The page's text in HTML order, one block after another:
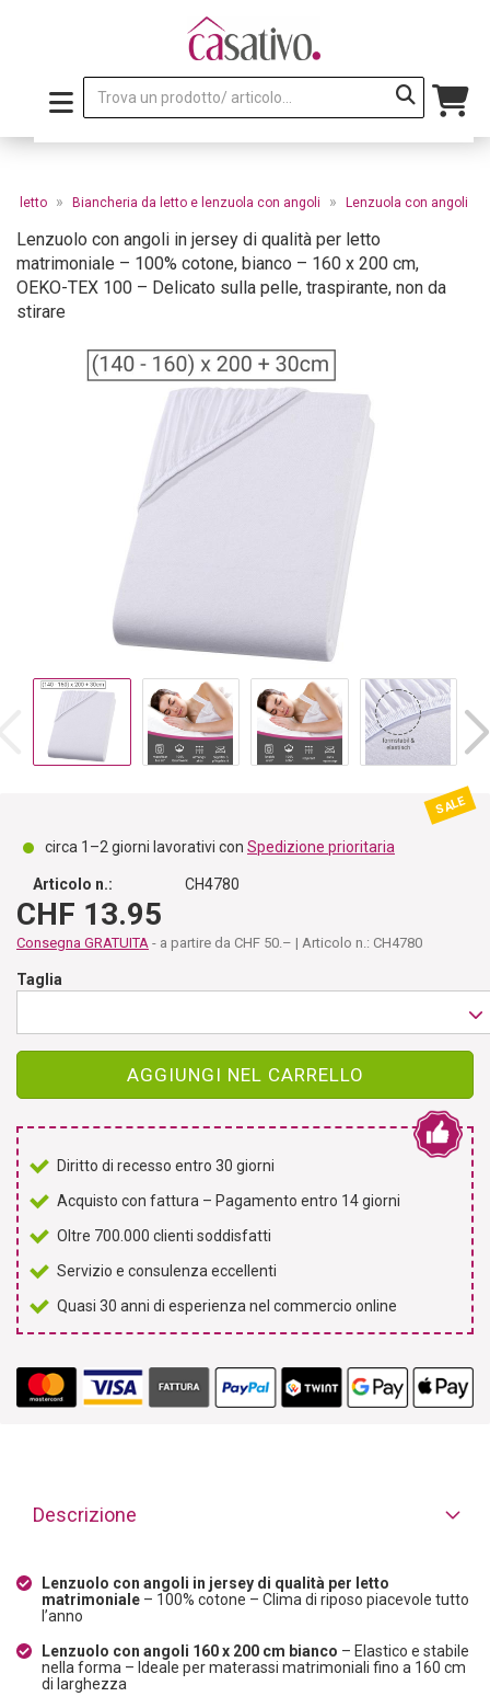
letto » Biancheria da letto e lenzuola con angoli » Lenzuola con angoli
Lenzuolo con angoli in jersey di qualità per letto
matrimoniale – 100% cotone, bianco – 160 x 200 cm,
OEKO-TEX 100 – Delicato sulla pelle, traspirante, non da
stirare
SALE
circa 1–2 giorni lavorativi con Spedizione prioritaria
Articolo n.: CH4780
CHF 13.95
Consegna GRATUITA - a partire da CHF 50.– | Articolo n.: CH4780
Taglia
AGGIUNGI NEL CARRELLO
Diritto di recesso entro 30 giorni
Acquisto con fattura – Pagamento entro 14 giorni
Oltre 700.000 clienti soddisfatti
Servizio e consulenza eccellenti
Quasi 30 anni di esperienza nel commercio online
Descrizione
Lenzuolo con angoli in jersey di qualità per letto
matrimoniale – 100% cotone – Clima di riposo piacevole tutto
l’anno
Lenzuolo con angoli 160 x 200 cm bianco – Elastico e stabile
nella forma – Ideale per materassi matrimoniali fino a 160 cm
di larghezza